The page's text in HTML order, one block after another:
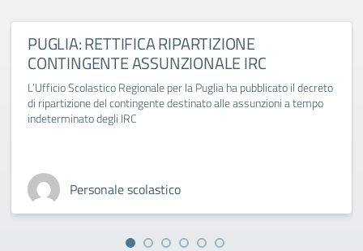
PUGLIA: RETTIFICA RIPARTIZIONE
CONTINGENTE ASSUNZIONALE IRC
L’Ufficio Scolastico Regionale per la Puglia ha pubblicato il decreto
di ripartizione del contingente destinato alle assunzioni a tempo
indeterminato degli IRC
Personale scolastico